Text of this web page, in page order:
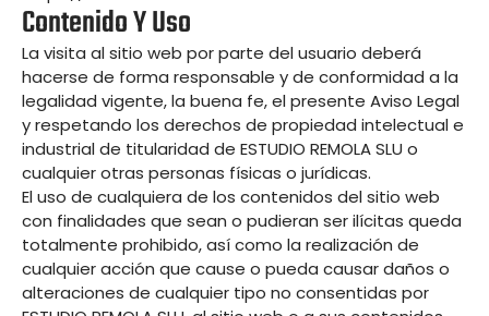
Contenido Y Uso
La visita al sitio web por parte del usuario deberá
hacerse de forma responsable y de conformidad a la
legalidad vigente, la buena fe, el presente Aviso Legal
y respetando los derechos de propiedad intelectual e
industrial de titularidad de ESTUDIO REMOLA SLU o
cualquier otras personas físicas o jurídicas.
El uso de cualquiera de los contenidos del sitio web
con finalidades que sean o pudieran ser ilícitas queda
totalmente prohibido, así como la realización de
cualquier acción que cause o pueda causar daños o
alteraciones de cualquier tipo no consentidas por